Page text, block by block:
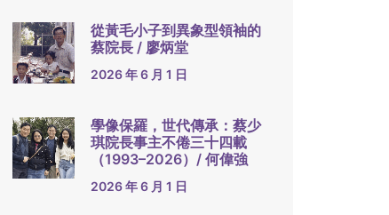
從黃毛小子到異象型領袖的
蔡院長 / 廖炳堂
2026 年 6 月 1 日
學像保羅，世代傳承：蔡少
琪院長事主不倦三十四載
（1993–2026）/ 何偉強
2026 年 6 月 1 日